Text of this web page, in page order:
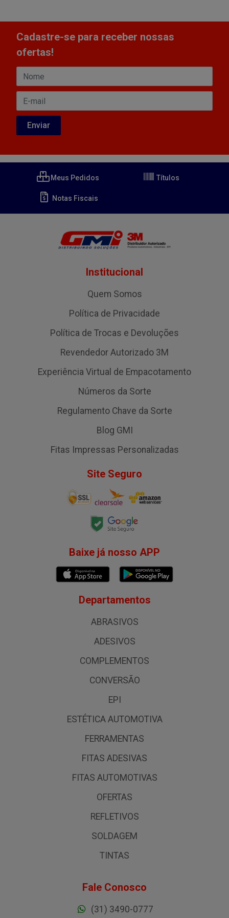
Cadastre-se para receber nossas
ofertas!
Meus Pedidos Títulos
Notas Fiscais
Institucional
Quem Somos
Política de Privacidade
Política de Trocas e Devoluções
Revendedor Autorizado 3M
Experiência Virtual de Empacotamento
Números da Sorte
Regulamento Chave da Sorte
Blog GMI
Fitas Impressas Personalizadas
Site Seguro
Baixe já nosso APP
Departamentos
ABRASIVOS
ADESIVOS
COMPLEMENTOS
CONVERSÃO
EPI
ESTÉTICA AUTOMOTIVA
FERRAMENTAS
FITAS ADESIVAS
FITAS AUTOMOTIVAS
OFERTAS
REFLETIVOS
SOLDAGEM
TINTAS
Fale Conosco
(31) 3490-0777